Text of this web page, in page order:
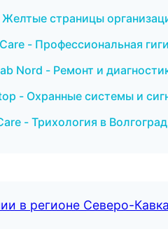
страницы
- Профессиональная
Nord - Ремонт и
- Охранные системы и
- Трихология в Волгоград
в регионе Северо-